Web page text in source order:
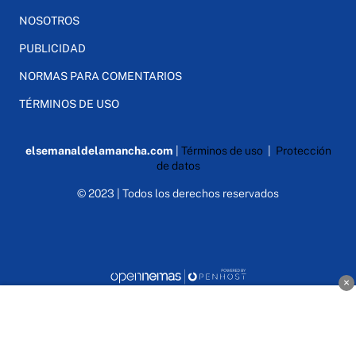
NOSOTROS
PUBLICIDAD
NORMAS PARA COMENTARIOS
TÉRMINOS DE USO
elsemanaldelamancha.com | Términos de uso| Protección
de datos
© 2023 | Todos los derechos reservados
×